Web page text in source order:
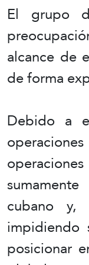
El grupo
alcance de
de forma
Debido a
cubano
impidiendo
posicionar